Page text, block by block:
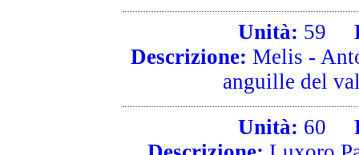
Unità: 59
Descrizione: Melis -
anguille del
Unità: 60